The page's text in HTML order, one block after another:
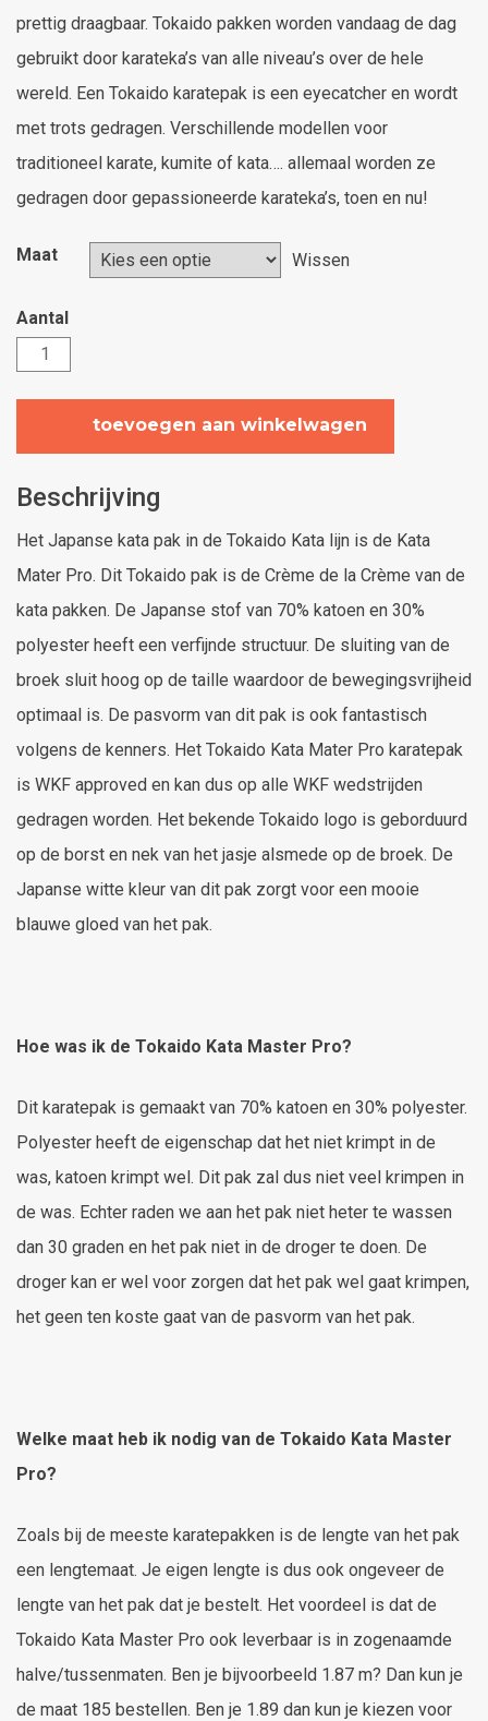
prettig draagbaar. Tokaido pakken worden vandaag de dag
gebruikt door karateka’s van alle niveau’s over de hele
wereld. Een Tokaido karatepak is een eyecatcher en wordt
met trots gedragen. Verschillende modellen voor
traditioneel karate, kumite of kata…. allemaal worden ze
gedragen door gepassioneerde karateka’s, toen en nu!
Maat Wissen
Tokaido
Kata
Master
aantal
toevoegen aan winkelwagen
Beschrijving
Het Japanse kata pak in de Tokaido Kata lijn is de Kata
Mater Pro. Dit Tokaido pak is de Crème de la Crème van de
kata pakken. De Japanse stof van 70% katoen en 30%
polyester heeft een verfijnde structuur. De sluiting van de
broek sluit hoog op de taille waardoor de bewegingsvrijheid
optimaal is. De pasvorm van dit pak is ook fantastisch
volgens de kenners. Het Tokaido Kata Mater Pro karatepak
is WKF approved en kan dus op alle WKF wedstrijden
gedragen worden. Het bekende Tokaido logo is geborduurd
op de borst en nek van het jasje alsmede op de broek. De
Japanse witte kleur van dit pak zorgt voor een mooie
blauwe gloed van het pak.
Hoe was ik de Tokaido Kata Master Pro?
Dit karatepak is gemaakt van 70% katoen en 30% polyester.
Polyester heeft de eigenschap dat het niet krimpt in de
was, katoen krimpt wel. Dit pak zal dus niet veel krimpen in
de was. Echter raden we aan het pak niet heter te wassen
dan 30 graden en het pak niet in de droger te doen. De
droger kan er wel voor zorgen dat het pak wel gaat krimpen,
het geen ten koste gaat van de pasvorm van het pak.
Welke maat heb ik nodig van de Tokaido Kata Master
Pro?
Zoals bij de meeste karatepakken is de lengte van het pak
een lengtemaat. Je eigen lengte is dus ook ongeveer de
lengte van het pak dat je bestelt. Het voordeel is dat de
Tokaido Kata Master Pro ook leverbaar is in zogenaamde
halve/tussenmaten. Ben je bijvoorbeeld 1.87 m? Dan kun je
de maat 185 bestellen. Ben je 1.89 dan kun je kiezen voor